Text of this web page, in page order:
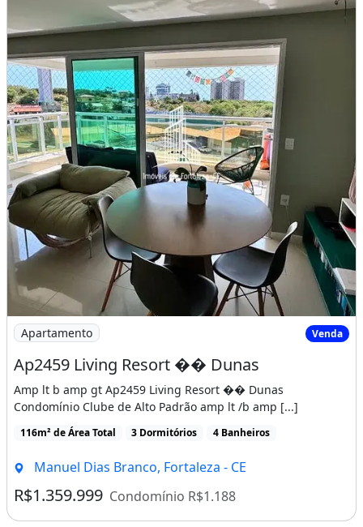
Quadra Poliesportiva, Recanto dos Esportes,
Praça dos Aromas,
Aceita financiamento bancário
Agende sua visita!
(85)9.9924.1467
Características do apartamento:
Dependência De Empregados
Churrasqueira
Elevador
Espaço Gourmet
Interfone
Permite Animais
Academia
Aquecimento
Playground
Piscina
Quadra Poliesportiva
Recepção
Salão De Festas
Salão De Jogos
Apartamento Venda
Ap2459 Living Resort �� Dunas
Amp lt b amp gt Ap2459 Living Resort �� Dunas
Condomínio Clube de Alto Padrão amp lt /b amp [...]
116m² de Área Total 3 Dormitórios 4 Banheiros
Manuel Dias Branco, Fortaleza - CE
R$1.359.999 Condomínio R$1.188